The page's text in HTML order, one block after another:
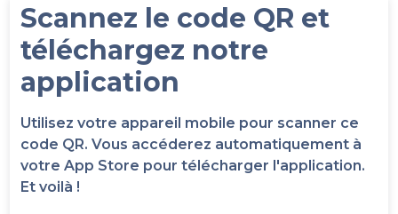
Scannez le code QR et
téléchargez notre
application
Utilisez votre appareil mobile pour scanner ce
code QR. Vous accéderez automatiquement à
votre App Store pour télécharger l'application.
Et voilà !